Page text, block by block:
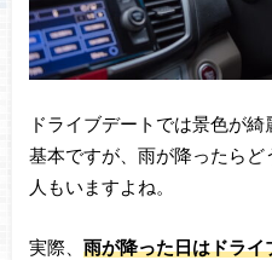
ドライブデートでは景色が
基本ですが、雨が降ったら
人もいますよね。
実際、 雨が降った日はドラ